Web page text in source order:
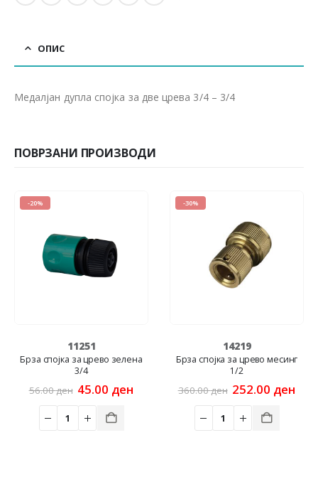
ОПИС
Медалјан дупла спојка за две црева 3/4 – 3/4
ПОВРЗАНИ ПРОИЗВОДИ
-20%
11251
Брза спојка за црево зелена
3/4
56.00ден Original
was:
56.00 ден.
45.00 ден Current
-30%
14219
Брза спојка за црево месинг
1/2
360.00ден Original
was:
360.00 ден.
252.00 ден